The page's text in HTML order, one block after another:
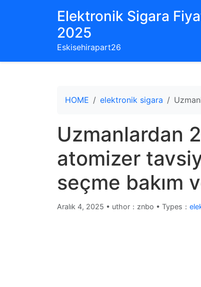
Elektronik Sigara
2025
Eskisehirapart26
HOME elektronik sigara
Uzmanlardan
atomizer
seçme bakım
Aralık 4, 2025 • uthor：znbo • Types：